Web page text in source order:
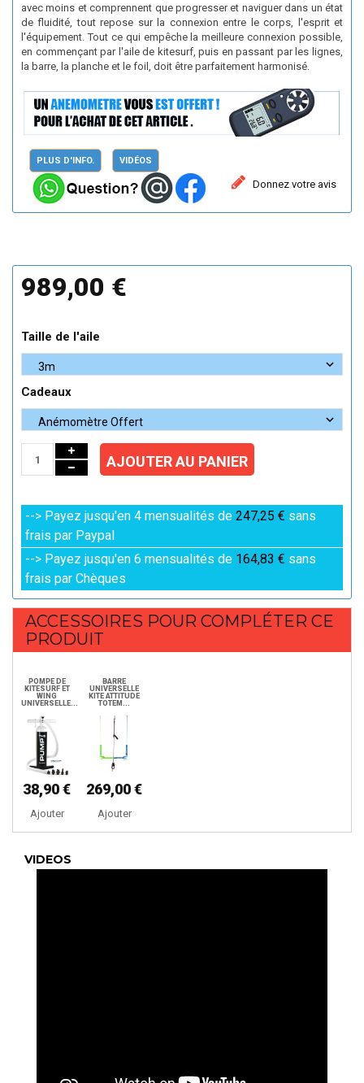
avec moins et comprennent que progresser et naviguer dans un état
de fluidité, tout repose sur la connexion entre le corps, l'esprit et
l'équipement. Tout ce qui empêche la meilleure connexion possible,
en commençant par l'aile de kitesurf, puis en passant par les lignes,
la barre, la planche et le foil, doit être parfaitement harmonisé.
PLUS D'INFO. VIDÉOS
Donnez votre avis
989,00 €
Taille de l'aile
Cadeaux
AJOUTER AU PANIER
--> Payez jusqu'en 4 mensualités de 247,25 € sans
frais par Paypal
--> Payez jusqu'en 6 mensualités de 164,83 € sans
frais par Chèques
ACCESSOIRES POUR COMPLÉTER CE
PRODUIT
POMPE DE
KITESURF ET
WING
UNIVERSELLE...
38,90 €
Ajouter
BARRE
UNIVERSELLE
KITE ATTITUDE
TOTEM...
269,00 €
Ajouter
VIDEOS